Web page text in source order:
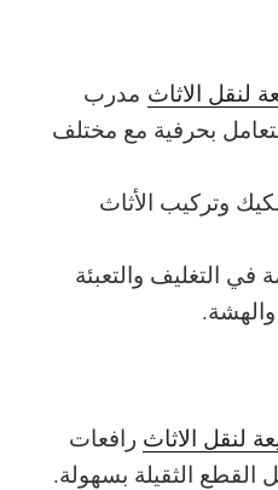
لنقل الاثاث مدرب
بحرفية مع مختلف
وتركيب الأثاث
التغليف والتعبئة
لنقل الاثاث رافعات
القطع الثقيلة بسهولة.